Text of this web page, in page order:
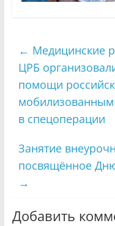
← Медицинские
ЦРБ
помощи
в спецоперации
Занятие
посвящённое
→
Добавить